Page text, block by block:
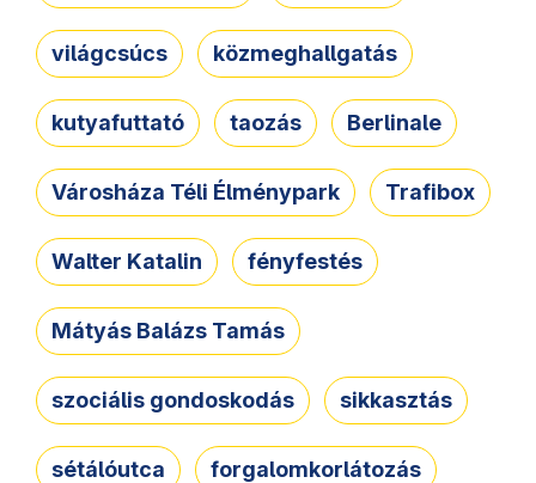
világcsúcs közmeghallgatás
kutyafuttató taozás Berlinale
Városháza Téli Élménypark Trafibox
Walter Katalin fényfestés
Mátyás Balázs Tamás
szociális gondoskodás sikkasztás
sétálóutca forgalomkorlátozás